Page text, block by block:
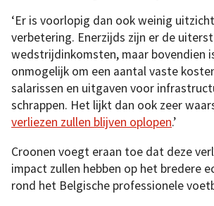
‘Er is voorlopig dan ook weinig
verbetering. Enerzijds zijn er de
wedstrijdinkomsten, maar bovendien
onmogelijk om een aantal vaste
salarissen en uitgaven voor
schrappen. Het lijkt dan ook zeer
verliezen zullen blijven oplopen.’
Croonen voegt eraan toe dat deze
impact zullen hebben op het bredere
rond het Belgische professionele